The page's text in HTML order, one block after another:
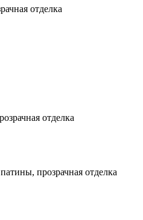
отделка
отделка
прозрачная отделка